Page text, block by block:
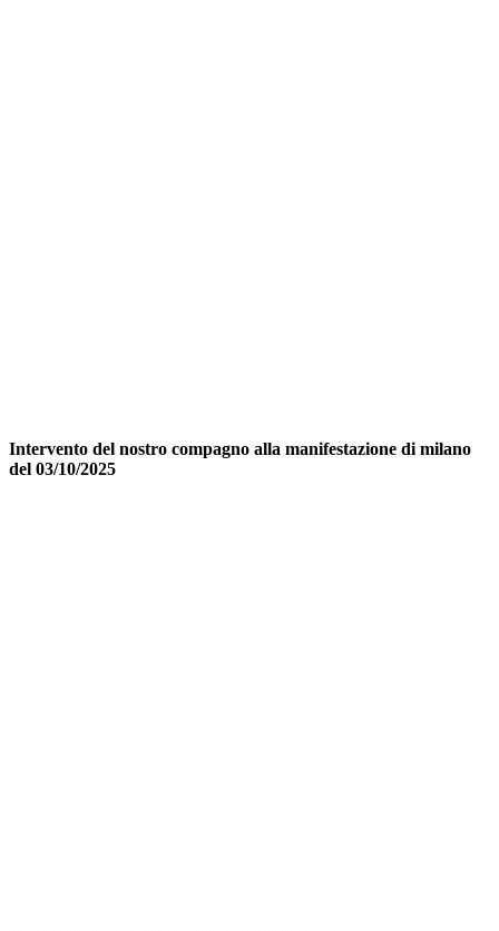
Intervento del nostro compagno alla manifestazione di milano
del 03/10/2025